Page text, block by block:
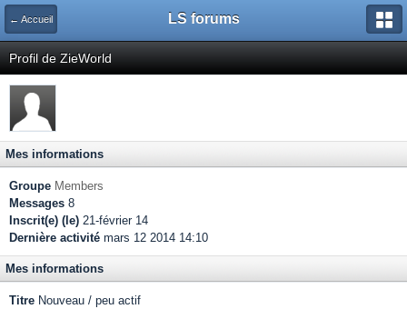
← Accueil LS forums
Profil de ZieWorld
Mes informations
Groupe Members
Messages 8
Inscrit(e) (le) 21-février 14
Dernière activité mars 12 2014 14:10
Mes informations
Titre Nouveau / peu actif